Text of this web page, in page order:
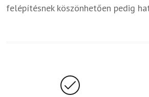
felépítésnek köszönhetően pedig